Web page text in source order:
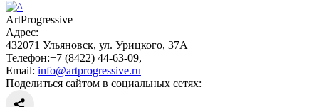
ArtProgressive
Адрес:
432071 Ульяновск, ул. Урицкого, 37А
Телефон:+7 (8422) 44-63-09,
Email: info@artprogressive.ru
Поделиться сайтом в социальных сетях: